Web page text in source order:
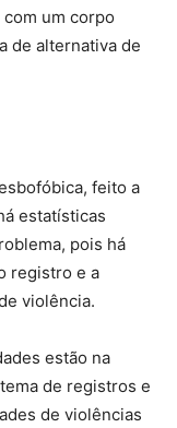
um corpo
de alternativa de
feito a
estatísticas
pois há
registro e a
violência.
estão na
de registros e
de violências